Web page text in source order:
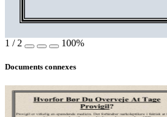
1 / 2 100%
Documents connexes